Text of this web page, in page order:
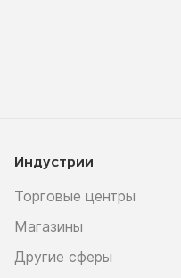
Индустрии
Торговые центры
Магазины
Другие сферы